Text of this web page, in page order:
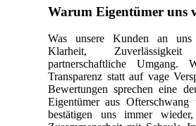
Warum Eigentümer uns
Was unsere Kunden an uns
Klarheit,
partnerschaftliche Umgang.
Transparenz statt auf vage
Bewertungen sprechen eine
Eigentümer aus Ofterschwang
bestätigen uns immer